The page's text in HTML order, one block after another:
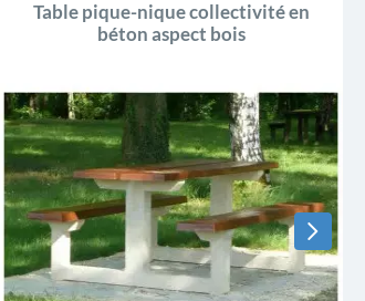
Table pique-nique collectivité en
béton aspect bois